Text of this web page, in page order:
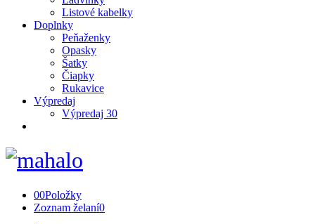
Listové kabelky
Doplnky
Peňaženky
Opasky
Šatky
Čiapky
Rukavice
Výpredaj
Výpredaj 30
00Položky
Zoznam želaní0